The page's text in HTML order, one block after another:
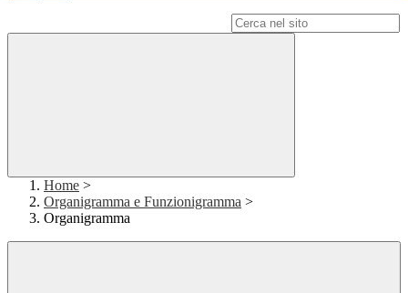
Home >
Organigramma e Funzionigramma >
Organigramma